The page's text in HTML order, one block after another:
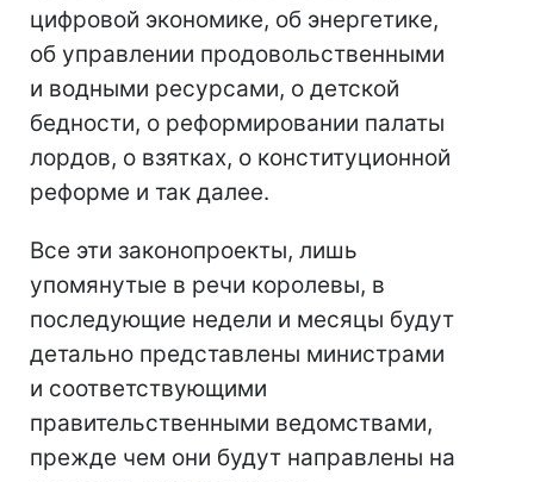
цифровой экономике, об энергетике,
об управлении продовольственными
и водными ресурсами, о детской
бедности, о реформировании палаты
лордов, о взятках, о конституционной
реформе и так далее.
Все эти законопроекты, лишь
упомянутые в речи королевы, в
последующие недели и месяцы будут
детально представлены министрами
и соответствующими
правительственными ведомствами,
прежде чем они будут направлены на